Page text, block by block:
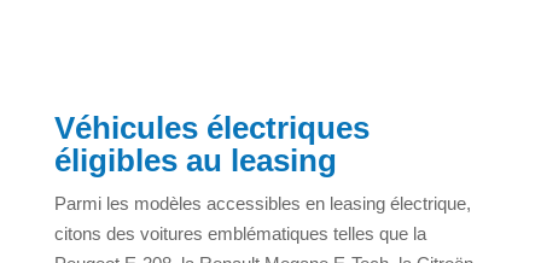
Véhicules électriques
éligibles au leasing
Parmi les modèles accessibles en leasing électrique,
citons des voitures emblématiques telles que la